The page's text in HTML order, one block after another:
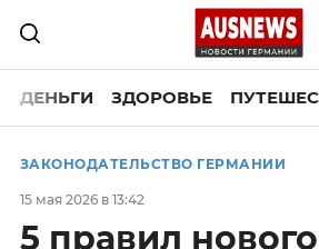
ДЕНЬГИ ЗДОРОВЬЕ
ЗАКОНОДАТЕЛЬСТВО ГЕРМАНИИ
15 мая 2026 в 13:42
5 правил